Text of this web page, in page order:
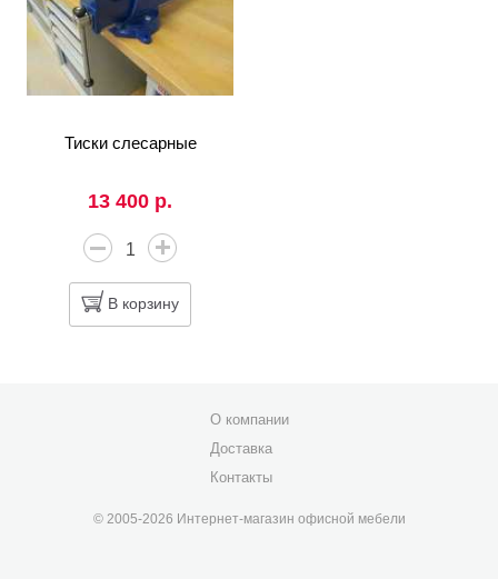
Тиски слесарные
13 400 р.
В корзину
О компании
Доставка
Контакты
© 2005-2026 Интернет-магазин офисной мебели